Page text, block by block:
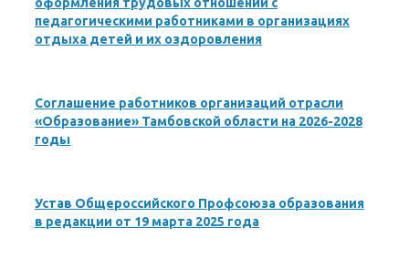
оформления трудовых отношений с
педагогическими работниками в организациях
отдыха детей и их оздоровления
Соглашение работников организаций отрасли
«Образование» Тамбовской области на 2026-2028
годы
Устав Общероссийского Профсоюза образования
в редакции от 19 марта 2025 года